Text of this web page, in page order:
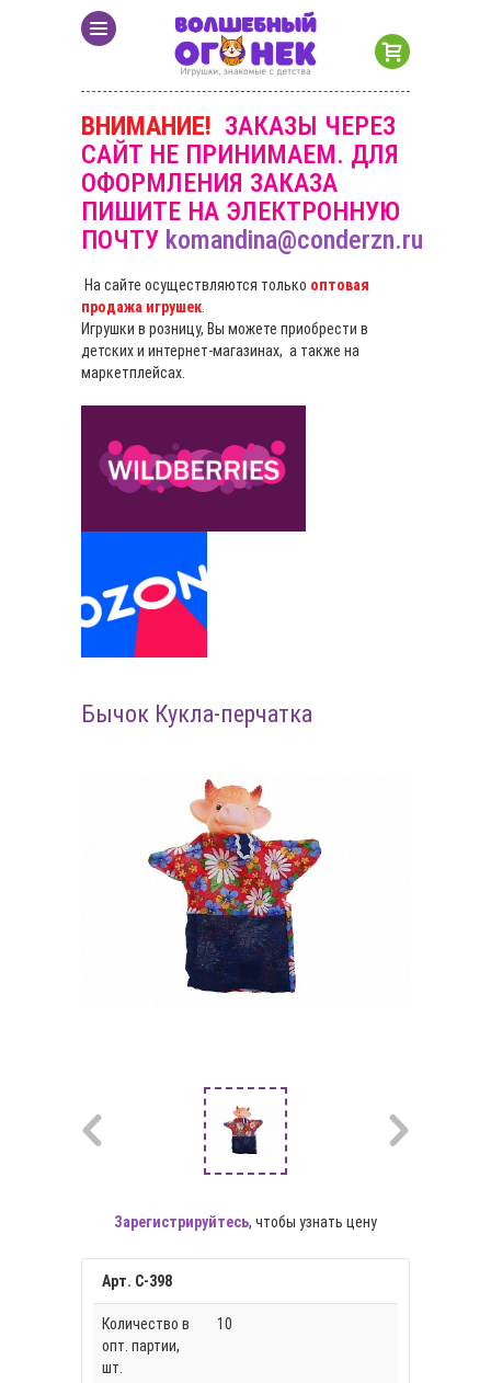
ВНИМАНИЕ! ЗАКАЗЫ ЧЕРЕЗ
САЙТ НЕ ПРИНИМАЕМ. ДЛЯ
ОФОРМЛЕНИЯ ЗАКАЗА
ПИШИТЕ НА ЭЛЕКТРОННУЮ
ПОЧТУ komandina@conderzn.ru
На сайте осуществляются только оптовая
продажа игрушек
Игрушки в розницу, Вы можете приобрести в
детских и интернет-магазинах, а также на
маркетплейсах.
Бычок Кукла-перчатка
Зарегистрируйтесь, чтобы узнать цену
Арт. С-398
Количество в
опт. партии,
шт.
10